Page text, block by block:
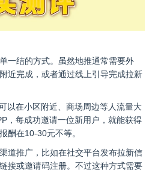
一结的方式。虽然地推通常需要外
近完成，或者通过线上引导完成拉新
以在小区附近、商场周边等人流量大
，每成功邀请一位新用户，就能获得
酬在10-30元不等。
道推广，比如在社交平台发布拉新信
接或邀请码注册。不过这种方式需要